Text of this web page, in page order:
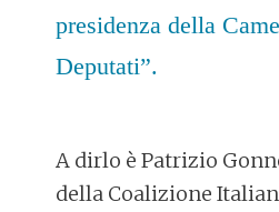
presidenza della
Deputati”.
A dirlo è Patrizio
della Coalizione